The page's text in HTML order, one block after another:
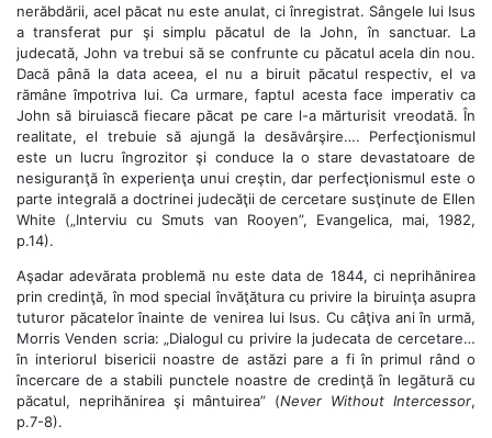
nerăbdării, acel păcat nu este anulat, ci înregistrat. Sângele lui Isus
a transferat pur şi simplu păcatul de la John, în sanctuar. La
judecată, John va trebui să se confrunte cu păcatul acela din nou.
Dacă până la data aceea, el nu a biruit păcatul respectiv, el va
rămâne împotriva lui. Ca urmare, faptul acesta face imperativ ca
John să biruiască fiecare păcat pe care l-a mărturisit vreodată. În
realitate, el trebuie să ajungă la desăvârşire…. Perfecţionismul
este un lucru îngrozitor şi conduce la o stare devastatoare de
nesiguranţă în experienţa unui creştin, dar perfecţionismul este o
parte integrală a doctrinei judecăţii de cercetare susţinute de Ellen
White („Interviu cu Smuts van Rooyen”, Evangelica, mai, 1982,
p.14).
Aşadar adevărata problemă nu este data de 1844, ci neprihănirea
prin credinţă, în mod special învăţătura cu privire la biruinţa asupra
tuturor păcatelor înainte de venirea lui Isus. Cu câţiva ani în urmă,
Morris Venden scria: „Dialogul cu privire la judecata de cercetare…
în interiorul bisericii noastre de astăzi pare a fi în primul rând o
încercare de a stabili punctele noastre de credinţă în legătură cu
păcatul, neprihănirea şi mântuirea” (Never Without Intercessor,
p.7-8).